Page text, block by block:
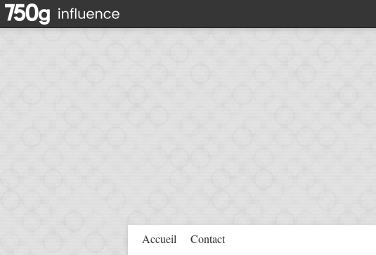
Accueil Contact